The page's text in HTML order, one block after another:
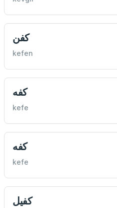
كفن
kefen
كفه
kefe
كفه
kefe
كفيل